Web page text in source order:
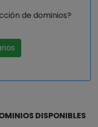
de dominios?
DISPONIBLES